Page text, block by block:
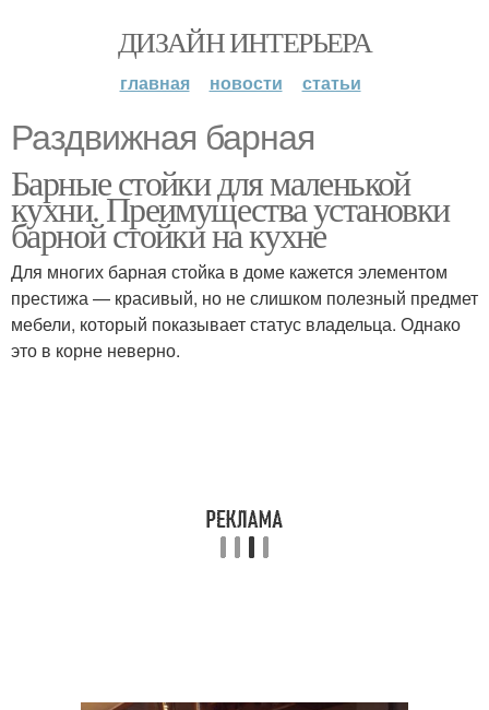
ДИЗАЙН ИНТЕРЬЕРА
главная новости статьи
Раздвижная барная
Барные стойки для маленькой
кухни. Преимущества установки
барной стойки на кухне
Для многих барная стойка в доме кажется элементом
престижа — красивый, но не слишком полезный предмет
мебели, который показывает статус владельца. Однако
это в корне неверно.